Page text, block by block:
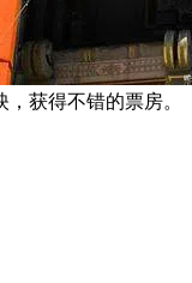
获得不错的票房。